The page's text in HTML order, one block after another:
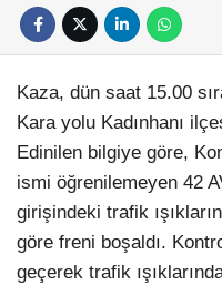
Kaza, dün saat 15.00
Kara yolu Kadınhanı
Edinilen bilgiye göre,
ismi öğrenilemeyen 42
girişindeki trafik
göre freni boşaldı.
geçerek trafik